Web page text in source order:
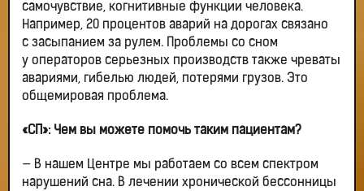
самочувствие, когнитивные функции человека.
Например, 20 процентов аварий на дорогах связано
с засыпанием за рулем. Проблемы со сном
у операторов серьезных производств также чреваты
авариями, гибелью людей, потерями грузов. Это
общемировая проблема.
«СП»: Чем вы можете помочь таким пациентам?
— В нашем Центре мы работаем со всем спектром
нарушений сна. В лечении хронической бессонницы